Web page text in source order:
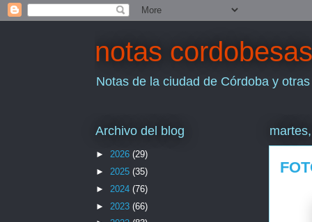
notas cordobesas
Notas de la ciudad de Córdoba y
Archivo del blog
► 2026 (29)
► 2025 (35)
► 2024 (76)
► 2023 (66)